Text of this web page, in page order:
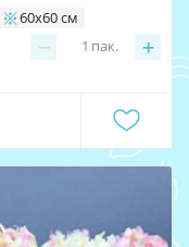
60х60 см
− +
1 пак.